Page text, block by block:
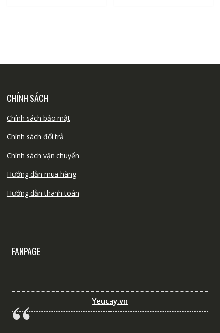
CHÍNH SÁCH
Chính sách bảo mật
Chính sách đổi trả
Chính sách vận chuyển
Hướng dẫn mua hàng
Hướng dẫn thanh toán
FANPAGE
Yeucay.vn